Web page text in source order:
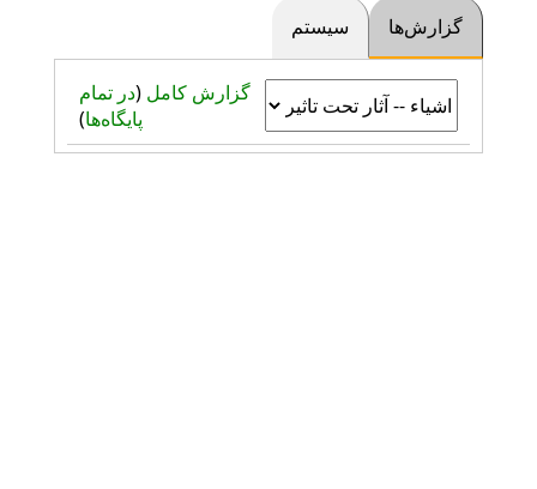
گزارش‌ها سیستم
گزارش کامل (در تمام
پایگاه‌ها)